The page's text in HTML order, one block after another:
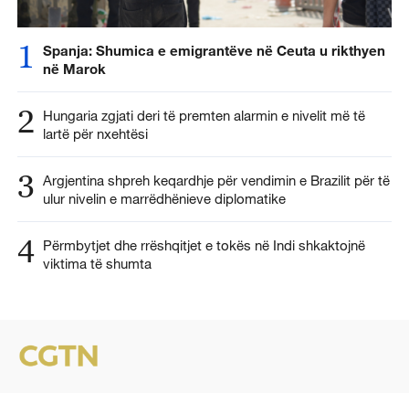
1
Spanja: Shumica e emigrantëve në Ceuta u rikthyen
në Marok
2
Hungaria zgjati deri të premten alarmin e nivelit më të
lartë për nxehtësi
3 Argjentina shpreh keqardhje për vendimin e Brazilit për të
ulur nivelin e marrëdhënieve diplomatike
4 Përmbytjet dhe rrëshqitjet e tokës në Indi shkaktojnë
viktima të shumta